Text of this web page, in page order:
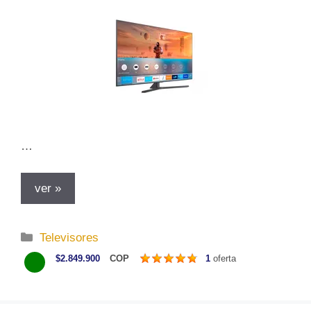
…
ver »
C
a
t
Televisores
$2.849.900 COP 1 oferta